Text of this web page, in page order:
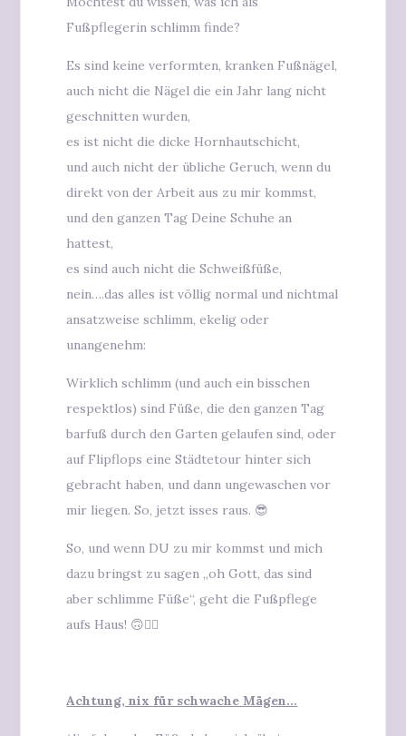
Fußpflegerin schlimm finde?
Es sind keine verformten, kranken Fußnägel,
auch nicht die Nägel die ein Jahr lang nicht
geschnitten wurden,
es ist nicht die dicke Hornhautschicht,
und auch nicht der übliche Geruch, wenn du
direkt von der Arbeit aus zu mir kommst,
und den ganzen Tag Deine Schuhe an
hattest,
es sind auch nicht die Schweißfüße,
nein….das alles ist völlig normal und nichtmal
ansatzweise schlimm, ekelig oder
unangenehm:
Wirklich schlimm (und auch ein bisschen
respektlos) sind Füße, die den ganzen Tag
barfuß durch den Garten gelaufen sind, oder
auf Flipflops eine Städtetour hinter sich
gebracht haben, und dann ungewaschen vor
mir liegen. So, jetzt isses raus. 😎
So, und wenn DU zu mir kommst und mich
dazu bringst zu sagen „oh Gott, das sind
aber schlimme Füße“, geht die Fußpflege
aufs Haus! 🙃✌🏻
Achtung, nix für schwache Mägen…